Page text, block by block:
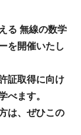
る 無線の数学
を開催いたし
証取得に向け
べます。
は、ぜひこの